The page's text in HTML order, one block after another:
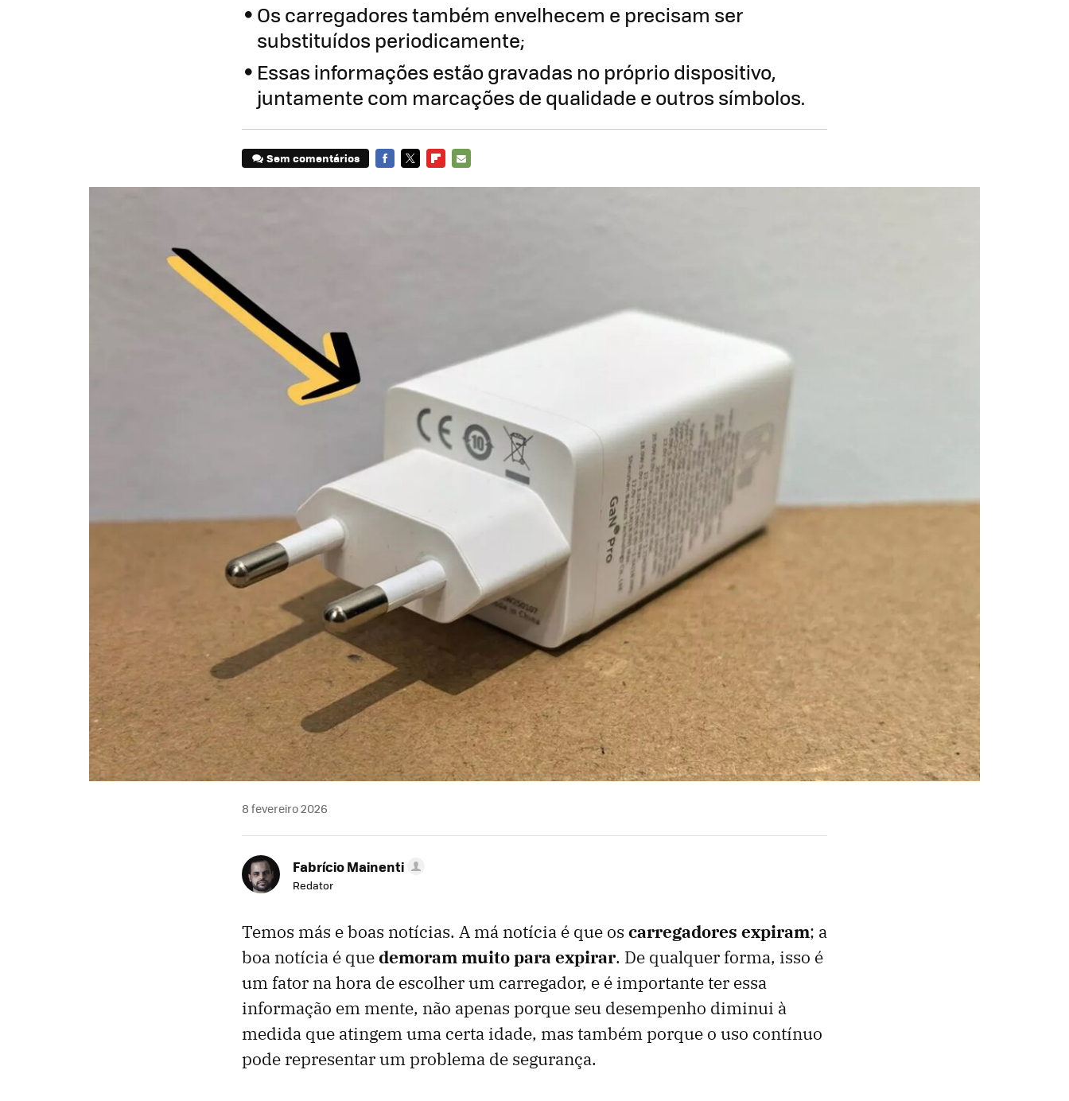
Os carregadores também envelhecem e precisam ser
substituídos periodicamente;
Essas informações estão gravadas no próprio dispositivo,
juntamente com marcações de qualidade e outros símbolos.
Sem comentários
8 fevereiro 2026
Fabrício Mainenti
Redator
Temos más e boas notícias. A má notícia é que os carregadores expiram; a
boa notícia é quedemoram muito para expirar. De qualquer forma, isso é
um fator na hora de escolher um carregador, e é importante ter essa
informação em mente, não apenas porque seu desempenho diminui à
medida que atingem uma certa idade, mas também porque o uso contínuo
pode representar um problema de segurança.